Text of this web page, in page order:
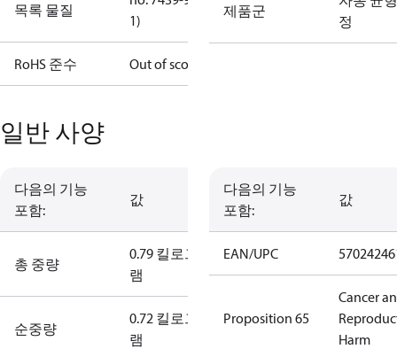
목록 물질
1)
RoHS 준수 Out of scope
제품군
정
일반 사양
다음의 기능
포함:
값
총 중량
0.79 킬로그
램
순중량
0.72 킬로그
램
다음의 기능
포함:
값
EAN/UPC
Proposition 65
Cancer
Harm